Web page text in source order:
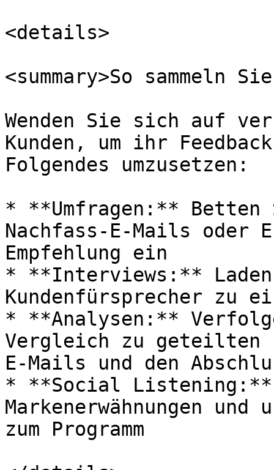
<details>
<summary>So sammeln
Wenden Sie sich auf
Kunden, um ihr
Folgendes umzusetzen:
* **Umfragen:** Betten
Nachfass-E-Mails oder
Empfehlung ein
* **Interviews:**
Kundenfürsprecher zu
* **Analysen:**
Vergleich zu geteilten
E-Mails und den
* **Social Listening:**
Markenerwähnungen und
zum Programm